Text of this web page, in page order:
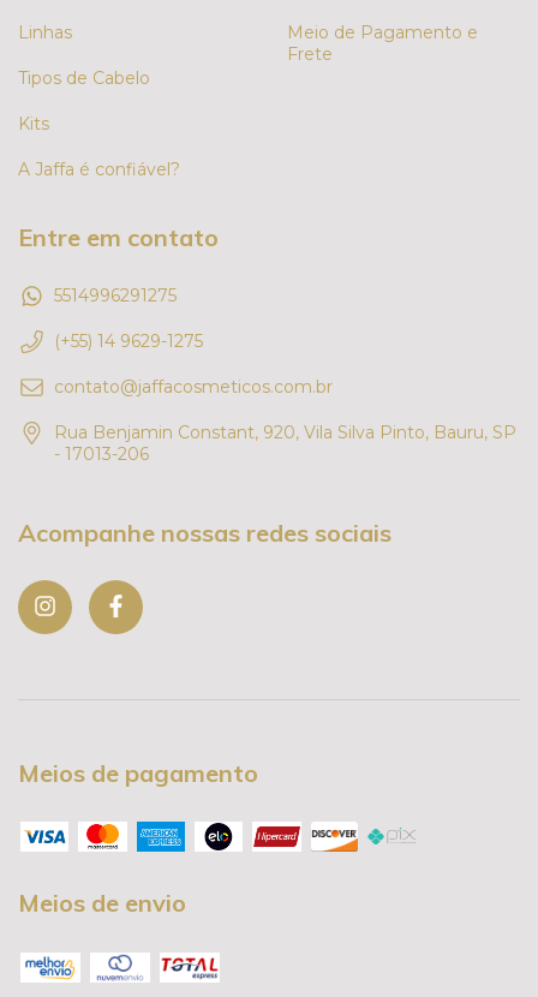
Linhas
Tipos de Cabelo
Kits
A Jaffa é confiável?
Meio de Pagamento e
Frete
Entre em contato
5514996291275
(+55) 14 9629-1275
contato@jaffacosmeticos.com.br
Rua Benjamin Constant, 920, Vila Silva Pinto, Bauru, SP
- 17013-206
Acompanhe nossas redes sociais
Meios de pagamento
Meios de envio